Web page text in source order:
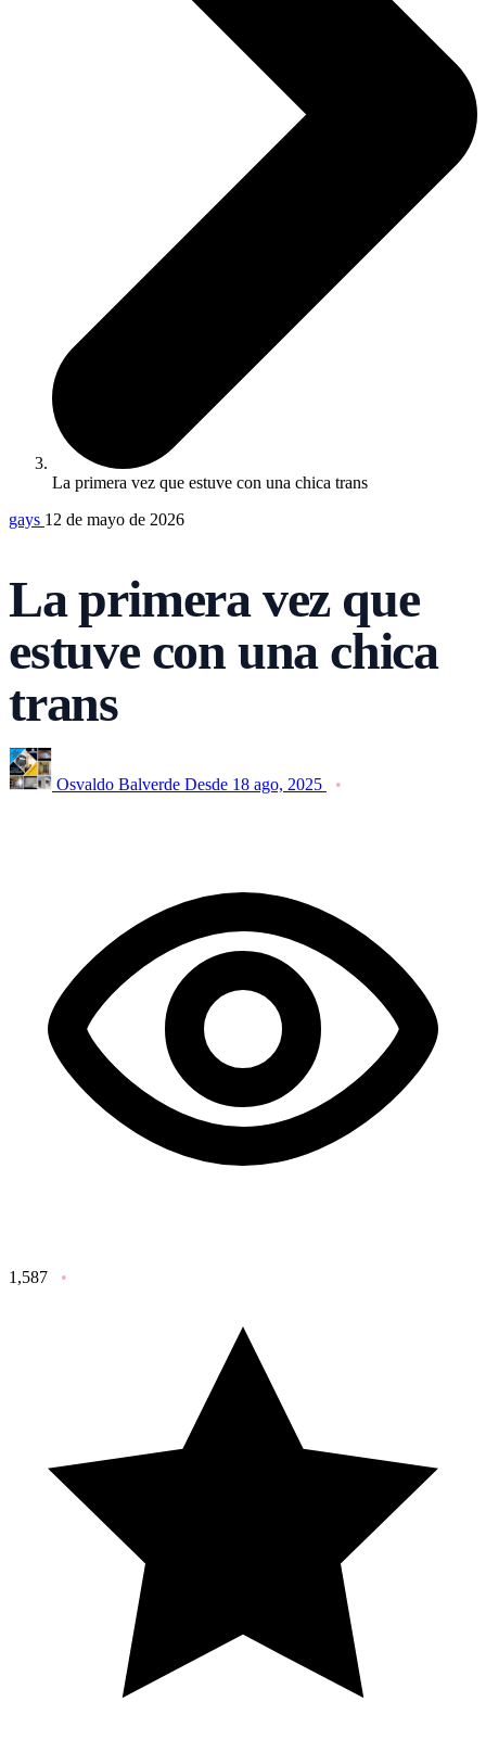
La primera vez que estuve con una chica trans
gays 12 de mayo de 2026
La primera vez que
estuve con una chica
trans
Osvaldo Balverde Desde 18 ago, 2025
1,587